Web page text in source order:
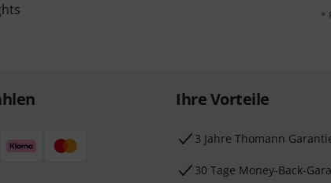
*
Ihre Vorteile
3 Jahre Thomann
30 Tage Money-Back-